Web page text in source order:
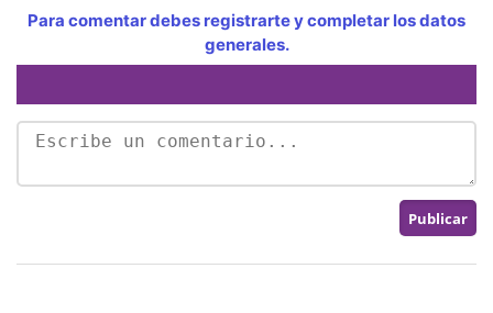
Para comentar debes registrarte y completar los datos
generales.